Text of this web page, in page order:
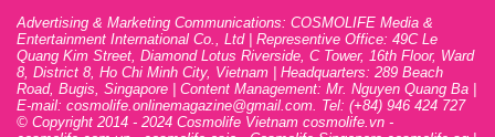
Advertising & Marketing Communications: COSMOLIFE Media &
Entertainment International Co., Ltd | Representive Office: 49C Le
Quang Kim Street, Diamond Lotus Riverside, C Tower, 16th Floor, Ward
8, District 8, Ho Chi Minh City, Vietnam | Headquarters: 289 Beach
Road, Bugis, Singapore | Content Management: Mr. Nguyen Quang Ba |
E-mail: cosmolife.onlinemagazine@gmail.com. Tel: (+84) 946 424 727
© Copyright 2014 - 2024 Cosmolife Vietnam cosmolife.vn -